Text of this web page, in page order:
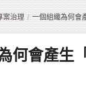
案治理 一個組織為何會
何會產生